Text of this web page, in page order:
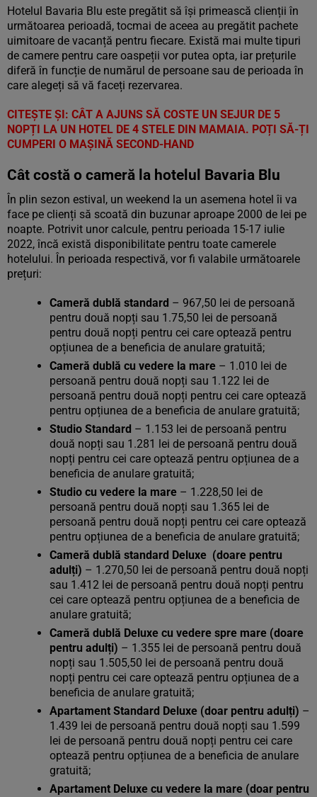
Hotelul Bavaria Blu este pregătit să își primească clienții în
următoarea perioadă, tocmai de aceea au pregătit pachete
uimitoare de vacanță pentru fiecare. Există mai multe tipuri
de camere pentru care oaspeții vor putea opta, iar prețurile
diferă în funcție de numărul de persoane sau de perioada în
care alegeți să vă faceți rezervarea.
CITEȘTE ȘI: CÂT A AJUNS SĂ COSTE UN SEJUR DE 5
NOPȚI LA UN HOTEL DE 4 STELE DIN MAMAIA. POȚI SĂ-ȚI
CUMPERI O MAȘINĂ SECOND-HAND
Cât costă o cameră la hotelul Bavaria Blu
În plin sezon estival, un weekend la un asemena hotel îi va
face pe clienți să scoată din buzunar aproape 2000 de lei pe
noapte. Potrivit unor calcule, pentru perioada 15-17 iulie
2022, încă există disponibilitate pentru toate camerele
hotelului. În perioada respectivă, vor fi valabile următoarele
prețuri:
Cameră dublă standard – 967,50 lei de persoană
pentru două nopți sau 1.75,50 lei de persoană
pentru două nopți pentru cei care optează pentru
opțiunea de a beneficia de anulare gratuită;
Cameră dublă cu vedere la mare – 1.010 lei de
persoană pentru două nopți sau 1.122 lei de
persoană pentru două nopți pentru cei care optează
pentru opțiunea de a beneficia de anulare gratuită;
Studio Standard – 1.153 lei de persoană pentru
două nopți sau 1.281 lei de persoană pentru două
nopți pentru cei care optează pentru opțiunea de a
beneficia de anulare gratuită;
Studio cu vedere la mare – 1.228,50 lei de
persoană pentru două nopți sau 1.365 lei de
persoană pentru două nopți pentru cei care optează
pentru opțiunea de a beneficia de anulare gratuită;
Cameră dublă standard Deluxe (doare pentru
adulți) – 1.270,50 lei de persoană pentru două nopți
sau 1.412 lei de persoană pentru două nopți pentru
cei care optează pentru opțiunea de a beneficia de
anulare gratuită;
Cameră dublă Deluxe cu vedere spre mare (doare
pentru adulți) – 1.355 lei de persoană pentru două
nopți sau 1.505,50 lei de persoană pentru două
nopți pentru cei care optează pentru opțiunea de a
beneficia de anulare gratuită;
Apartament Standard Deluxe (doar pentru adulți) –
1.439 lei de persoană pentru două nopți sau 1.599
lei de persoană pentru două nopți pentru cei care
optează pentru opțiunea de a beneficia de anulare
gratuită;
Apartament Deluxe cu vedere la mare (doar pentru